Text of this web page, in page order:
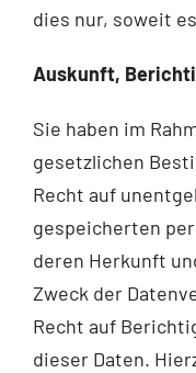
dies nur, soweit
Auskunft,
Sie haben im
gesetzlichen
Recht auf
gespeicherten
deren Herkunft
Zweck der
Recht auf
dieser Daten.